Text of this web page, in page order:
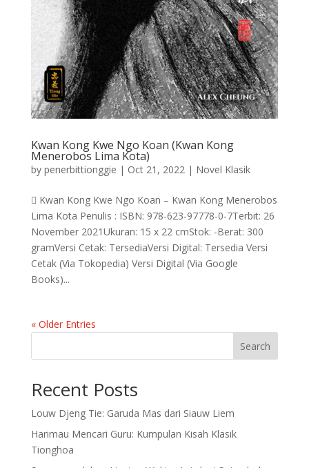
Kwan Kong Kwe Ngo Koan (Kwan Kong
Menerobos Lima Kota)
by penerbittionggie | Oct 21, 2022| Novel Klasik
 Kwan Kong Kwe Ngo Koan – Kwan Kong Menerobos
Lima Kota Penulis : ISBN: 978-623-97778-0-7Terbit: 26
November 2021Ukuran: 15 x 22 cmStok: -Berat: 300
gramVersi Cetak: TersediaVersi Digital: Tersedia Versi
Cetak (Via Tokopedia) Versi Digital (Via Google
Books)...
« Older Entries
Search
Recent Posts
Louw Djeng Tie: Garuda Mas dari Siauw Liem
Harimau Mencari Guru: Kumpulan Kisah Klasik
Tionghoa